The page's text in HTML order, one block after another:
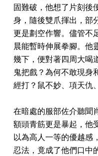
固難破，他想了片刻後
身，隨後雙爪揮出，部
更是劃空作響。儘管不
晨能暫時伸展拳腳。他
幾下，便對著四周大喝
鬼把戲？為何不敢現身
經打？鼠不妙、項天仇
在暗處的服部佐介聽聞
額頭青筋更是暴起，他
以為高人一等的優越感
忍法，竟成了他們口中